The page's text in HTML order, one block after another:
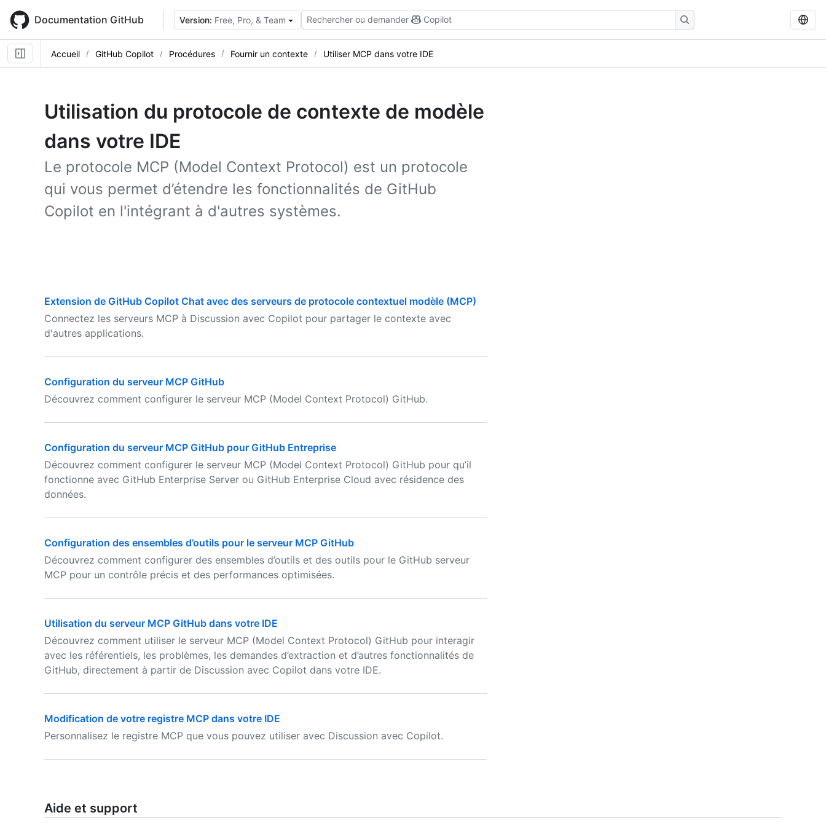
main
content
Documentation GitHub Version: Free, Pro, & Team Rechercher ou demander Copilot
Accueil GitHub Copilot Procédures Fournir un contexte Utiliser MCP dans votre IDE
Utilisation du protocole de contexte de modèle
dans votre IDE
Le protocole MCP (Model Context Protocol) est un protocole
qui vous permet d’étendre les fonctionnalités de GitHub
Copilot en l'intégrant à d'autres systèmes.
Extension de GitHub Copilot Chat avec des serveurs de protocole contextuel modèle (MCP)
Connectez les serveurs MCP à Discussion avec Copilot pour partager le contexte avec
d'autres applications.
Configuration du serveur MCP GitHub
Découvrez comment configurer le serveur MCP (Model Context Protocol) GitHub.
Configuration du serveur MCP GitHub pour GitHub Entreprise
Découvrez comment configurer le serveur MCP (Model Context Protocol) GitHub pour qu’il
fonctionne avec GitHub Enterprise Server ou GitHub Enterprise Cloud avec résidence des
données.
Configuration des ensembles d’outils pour le serveur MCP GitHub
Découvrez comment configurer des ensembles d’outils et des outils pour le GitHub serveur
MCP pour un contrôle précis et des performances optimisées.
Utilisation du serveur MCP GitHub dans votre IDE
Découvrez comment utiliser le serveur MCP (Model Context Protocol) GitHub pour interagir
avec les référentiels, les problèmes, les demandes d’extraction et d’autres fonctionnalités de
GitHub, directement à partir de Discussion avec Copilot dans votre IDE.
Modification de votre registre MCP dans votre IDE
Personnalisez le registre MCP que vous pouvez utiliser avec Discussion avec Copilot.
Aide et support